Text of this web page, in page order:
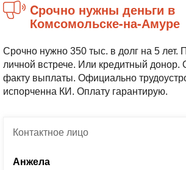
Cрочно нужны деньги в
Комсомольске-на-Амуре
Срочно нужно 350 тыс. в долг на 5 лет.
личной встрече. Или кредитный донор.
факту выплаты. Официально
испорченна КИ. Оплату гарантирую.
Контактноелицо
Анжела